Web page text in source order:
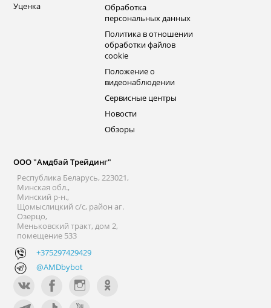
Уценка
Обработка
персональных данных
Политика в отношении
обработки файлов
cookie
Положение о
видеонаблюдении
Сервисные центры
Новости
Обзоры
ООО "Амдбай Трейдинг"
Республика Беларусь, 223021,
Минская обл.,
Минский р-н.,
Щомыслицкий с/с, район аг.
Озерцо,
Меньковский тракт, дом 2,
помещение 533
+375297429429
@AMDbybot